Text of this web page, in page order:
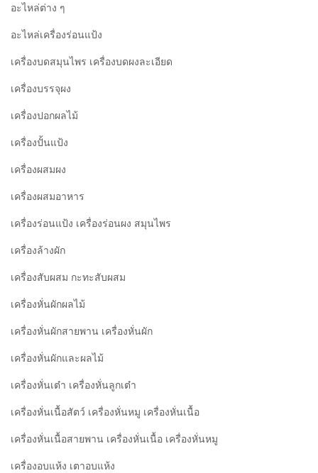
อะไหล่ต่าง ๆ
อะไหล่เครื่องร่อนแป้ง
เครื่องบดสมุนไพร เครื่องบดผงละเอียด
เครื่องบรรจุผง
เครื่องปอกผลไม้
เครื่องปั้นแป้ง
เครื่องผสมผง
เครื่องผสมอาหาร
เครื่องร่อนแป้ง เครื่องร่อนผง สมุนไพร
เครื่องล้างผัก
เครื่องสับผสม กะทะสับผสม
เครื่องหั่นผักผลไม้
เครื่องหั่นผักสายพาน เครื่องหั่นผัก
เครื่องหั่นผักและผลไม้
เครื่องหั่นเต๋า เครื่องหั่นลูกเต๋า
เครื่องหั่นเนื้อสัตว์ เครื่องหั่นหมู เครื่องหั่นเนื้อ
เครื่องหั่นเนื้อสายพาน เครื่องหั่นเนื้อ เครื่องหั่นหมู
เครื่องอบแห้ง เตาอบแห้ง